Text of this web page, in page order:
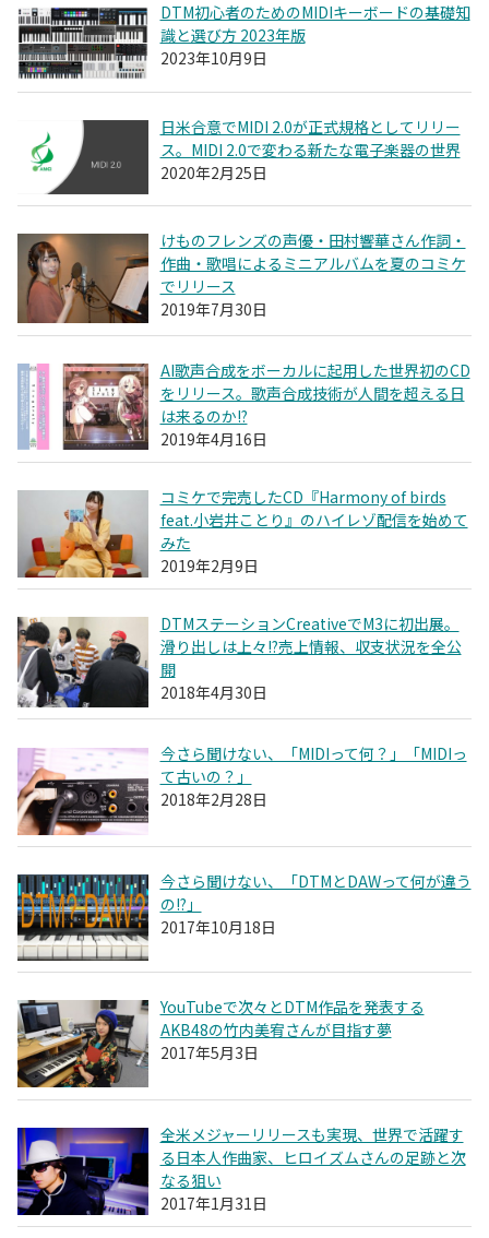
DTM初心者のためのMIDIキーボードの基礎知
識と選び方 2023年版
2023年10月9日
日米合意でMIDI 2.0が正式規格としてリリー
ス。MIDI 2.0で変わる新たな電子楽器の世界
2020年2月25日
けものフレンズの声優・田村響華さん作詞・
作曲・歌唱によるミニアルバムを夏のコミケ
でリリース
2019年7月30日
AI歌声合成をボーカルに起用した世界初のCD
をリリース。歌声合成技術が人間を超える日
は来るのか!?
2019年4月16日
コミケで完売したCD『Harmony of birds
feat.小岩井ことり』のハイレゾ配信を始めて
みた
2019年2月9日
DTMステーションCreativeでM3に初出展。
滑り出しは上々!?売上情報、収支状況を全公
開
2018年4月30日
今さら聞けない、「MIDIって何？」「MIDIっ
て古いの？」
2018年2月28日
今さら聞けない、「DTMとDAWって何が違う
の!?」
2017年10月18日
YouTubeで次々とDTM作品を発表する
AKB48の竹内美宥さんが目指す夢
2017年5月3日
全米メジャーリリースも実現、世界で活躍す
る日本人作曲家、ヒロイズムさんの足跡と次
なる狙い
2017年1月31日